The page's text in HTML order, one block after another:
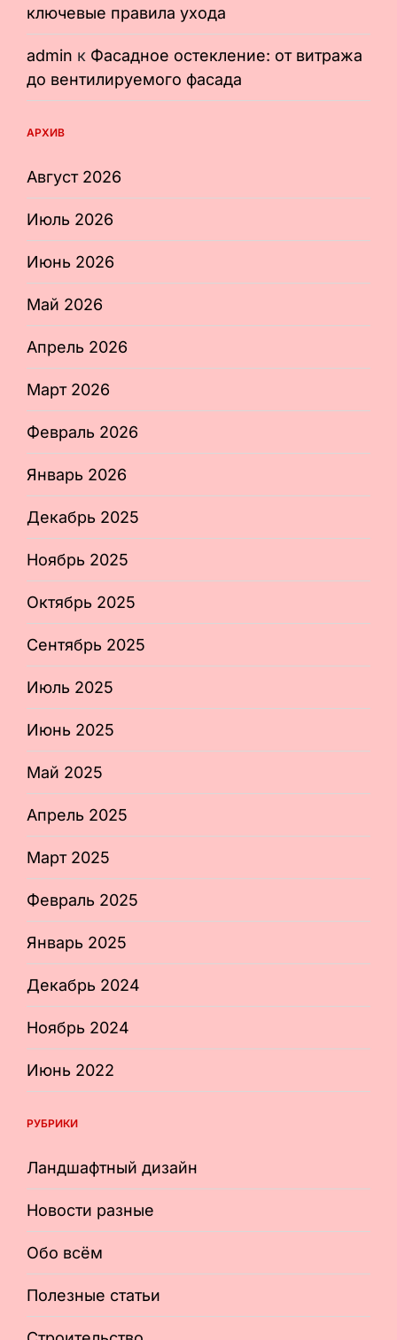
ключевые правила ухода
admin к Фасадное остекление: от витража
до вентилируемого фасада
АРХИВ
Август 2026
Июль 2026
Июнь 2026
Май 2026
Апрель 2026
Март 2026
Февраль 2026
Январь 2026
Декабрь 2025
Ноябрь 2025
Октябрь 2025
Сентябрь 2025
Июль 2025
Июнь 2025
Май 2025
Апрель 2025
Март 2025
Февраль 2025
Январь 2025
Декабрь 2024
Ноябрь 2024
Июнь 2022
РУБРИКИ
Ландшафтный дизайн
Новости разные
Обо всём
Полезные статьи